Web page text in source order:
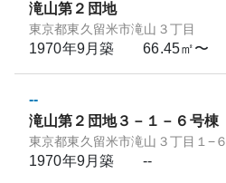
滝山第２団地
東京都東久留米市滝山３丁目
1970年9月築 66.45㎡〜
--
滝山第２団地３－１－６号棟
東京都東久留米市滝山３丁目１−６
1970年9月築 --